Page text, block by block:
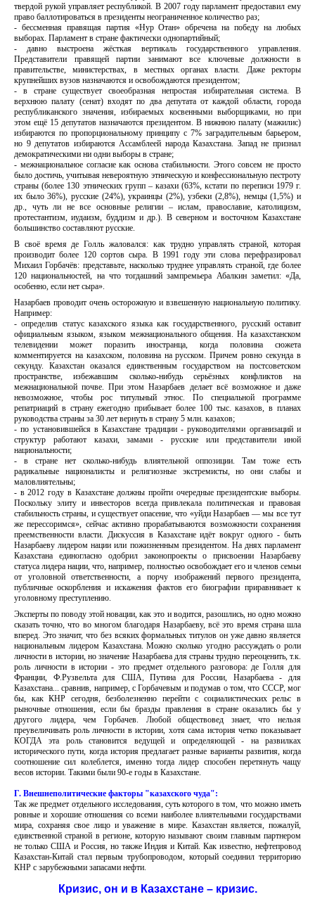
твердой рукой управляет республикой. В 2007 году парламент предоставил ему
право баллотироваться в президенты неограниченное количество раз;
- бессменная правящая партия «Нур Отан» обречена на победу на любых
выборах. Парламент в стране фактически однопартийный;
- давно выстроена жёсткая вертикаль государственного управления.
Представители правящей партии занимают все ключевые должности в
правительстве, министерствах, в местных органах власти. Даже ректоры
крупнейших вузов назначаются и освобождаются президентом;
- в стране существует своеобразная непростая избирательная система. В
верхнюю палату (сенат) входят по два депутата от каждой области, города
республиканского значения, избираемых косвенными выборщиками, но при
этом ещё 15 депутатов назначаются президентом. В нижнюю палату (мажилис)
избираются по пропорциональному принципу с 7% заградительным барьером,
но 9 депутатов избираются Ассамблеей народа Казахстана. Запад не признал
демократическими ни одни выборы в стране;
- межнациональное согласие как основа стабильности. Этого совсем не просто
было достичь, учитывая невероятную этническую и конфессиональную пестроту
страны (более 130 этнических групп – казахи (63%, кстати по переписи 1979 г.
их было 36%), русские (24%), украинцы (2%), узбеки (2,8%), немцы (1,5%) и
др., чуть ли не все основные религии – ислам, православие, католицизм,
протестантизм, иудаизм, буддизм и др.). В северном и восточном Казахстане
большинство составляют русские.
В своё время де Голль жаловался: как трудно управлять страной, которая
производит более 120 сортов сыра. В 1991 году эти слова перефразировал
Михаил Горбачёв: представьте, насколько труднее управлять страной, где более
120 национальностей, на что тогдашний зампремьера Абалкин заметил: «Да,
особенно, если нет сыра».
Назарбаев проводит очень осторожную и взвешенную национальную политику.
Например:
- определив статус казахского языка как государственного, русский оставит
официальным языком, языком межнационального общения. На казахстанском
телевидении может поразить иностранца, когда половина сюжета
комментируется на казахском, половина на русском. Причем ровно секунда в
секунду. Казахстан оказался единственным государством на постсоветском
пространстве, избежавшим сколько-нибудь серьёзных конфликтов на
межнациональной почве. При этом Назарбаев делает всё возможное и даже
невозможное, чтобы рос титульный этнос. По специальной программе
репатриаций в страну ежегодно прибывает более 100 тыс. казахов, в планах
руководства страны за 30 лет вернуть в страну 5 млн. казахов;
- по установившейся в Казахстане традиции - руководителями организаций и
структур работают казахи, замами - русские или представители иной
национальности;
- в стране нет сколько-нибудь влиятельной оппозиции. Там тоже есть
радикальные националисты и религиозные экстремисты, но они слабы и
маловлиятельны;
- в 2012 году в Казахстане должны пройти очередные президентские выборы.
Поскольку элиту и инвесторов всегда привлекала политическая и правовая
стабильность страны, и существует опасение, что «уйди Назарбаев — мы все тут
же перессоримся», сейчас активно прорабатываются возможности сохранения
преемственности власти. Дискуссия в Казахстане идёт вокруг одного - быть
Назарбаеву лидером нации или пожизненным президентом. На днях парламент
Казахстана единогласно одобрил законопроекты о присвоении Назарбаеву
статуса лидера нации, что, например, полностью освобождает его и членов семьи
от уголовной ответственности, а порчу изображений первого президента,
публичные оскорбления и искажения фактов его биографии приравнивает к
уголовному преступлению.
Эксперты по поводу этой новации, как это и водится, разошлись, но одно можно
сказать точно, что во многом благодаря Назарбаеву, всё это время страна шла
вперед. Это значит, что без всяких формальных титулов он уже давно является
национальным лидером Казахстана. Можно сколько угодно рассуждать о роли
личности в истории, но значение Назарбаева для страны трудно переоценить, т.к.
роль личности в истории - это предмет отдельного разговора: де Голля для
Франции, Ф.Рузвельта для США, Путина для России, Назарбаева - для
Казахстана... сравнив, например, с Горбачевым и подумав о том, что СССР, мог
бы, как КНР сегодня, безболезненно перейти с социалистических рельс в
рыночные отношения, если бы бразды правления в стране оказались бы у
другого лидера, чем Горбачев. Любой обществовед знает, что нельзя
преувеличивать роль личности в истории, хотя сама история четко показывает
КОГДА эта роль становится ведущей и определяющей - на развилках
исторического пути, когда история предлагает разные варианты развития, когда
соотношение сил колеблется, именно тогда лидер способен перетянуть чащу
весов истории. Такими были 90-е годы в Казахстане.
Г. Внешнеполитические факторы "казахского чуда":
Так же предмет отдельного исследования, суть которого в том, что можно иметь
ровные и хорошие отношения со всеми наиболее влиятельными государствами
мира, сохраняя свое лицо и уважение в мире. Казахстан является, пожалуй,
единственной страной в регионе, которую называют своим главным партнером
не только США и Россия, но также Индия и Китай. Как известно, нефтепровод
Казахстан-Китай стал первым трубопроводом, который соединил территорию
КНР с зарубежными запасами нефти.
Кризис, он и в Казахстане – кризис.